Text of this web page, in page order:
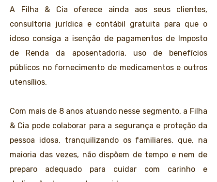
A Filha & Cia oferece ainda aos seus clientes,
consultoria jurídica e contábil gratuita para que o
idoso consiga a isenção de pagamentos de Imposto
de Renda da aposentadoria, uso de benefícios
públicos no fornecimento de medicamentos e outros
utensílios.
Com mais de 8 anos atuando nesse segmento, a Filha
& Cia pode colaborar para a segurança e proteção da
pessoa idosa, tranquilizando os familiares, que, na
maioria das vezes, não dispõem de tempo e nem de
preparo adequado para cuidar com carinho e